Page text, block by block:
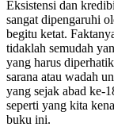
Eksistensi dan
sangat dipengaruhi
begitu ketat.
tidaklah semudah
yang harus
sarana atau wadah
yang sejak abad ke-
seperti yang kita
buku ini.